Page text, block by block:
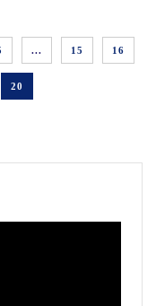
... 15 16
20